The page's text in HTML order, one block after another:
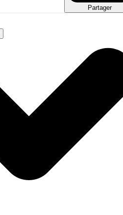
Partager